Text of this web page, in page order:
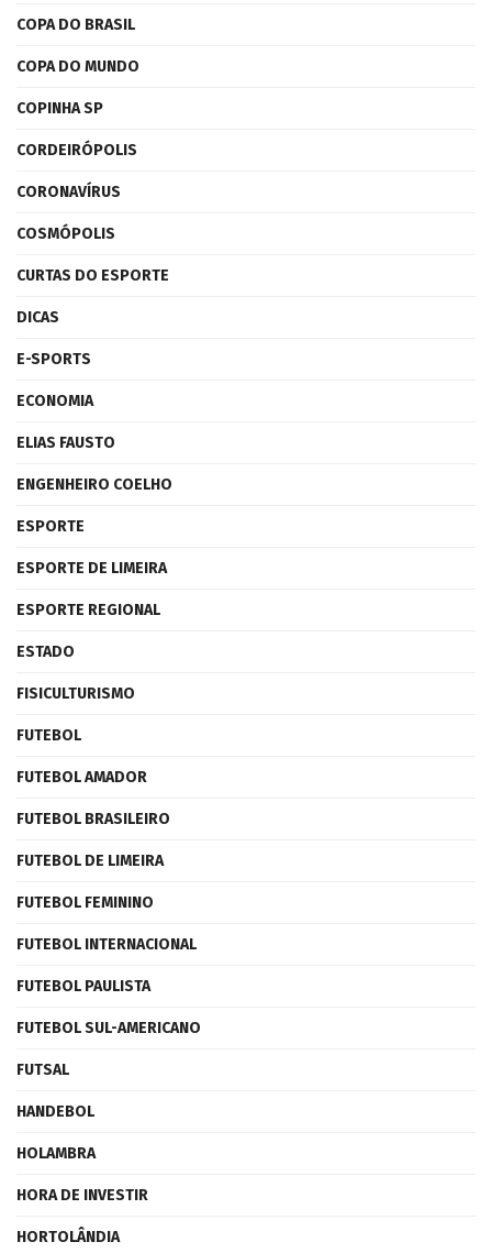
COPA DO BRASIL
COPA DO MUNDO
COPINHA SP
CORDEIRÓPOLIS
CORONAVÍRUS
COSMÓPOLIS
CURTAS DO ESPORTE
DICAS
E-SPORTS
ECONOMIA
ELIAS FAUSTO
ENGENHEIRO COELHO
ESPORTE
ESPORTE DE LIMEIRA
ESPORTE REGIONAL
ESTADO
FISICULTURISMO
FUTEBOL
FUTEBOL AMADOR
FUTEBOL BRASILEIRO
FUTEBOL DE LIMEIRA
FUTEBOL FEMININO
FUTEBOL INTERNACIONAL
FUTEBOL PAULISTA
FUTEBOL SUL-AMERICANO
FUTSAL
HANDEBOL
HOLAMBRA
HORA DE INVESTIR
HORTOLÂNDIA